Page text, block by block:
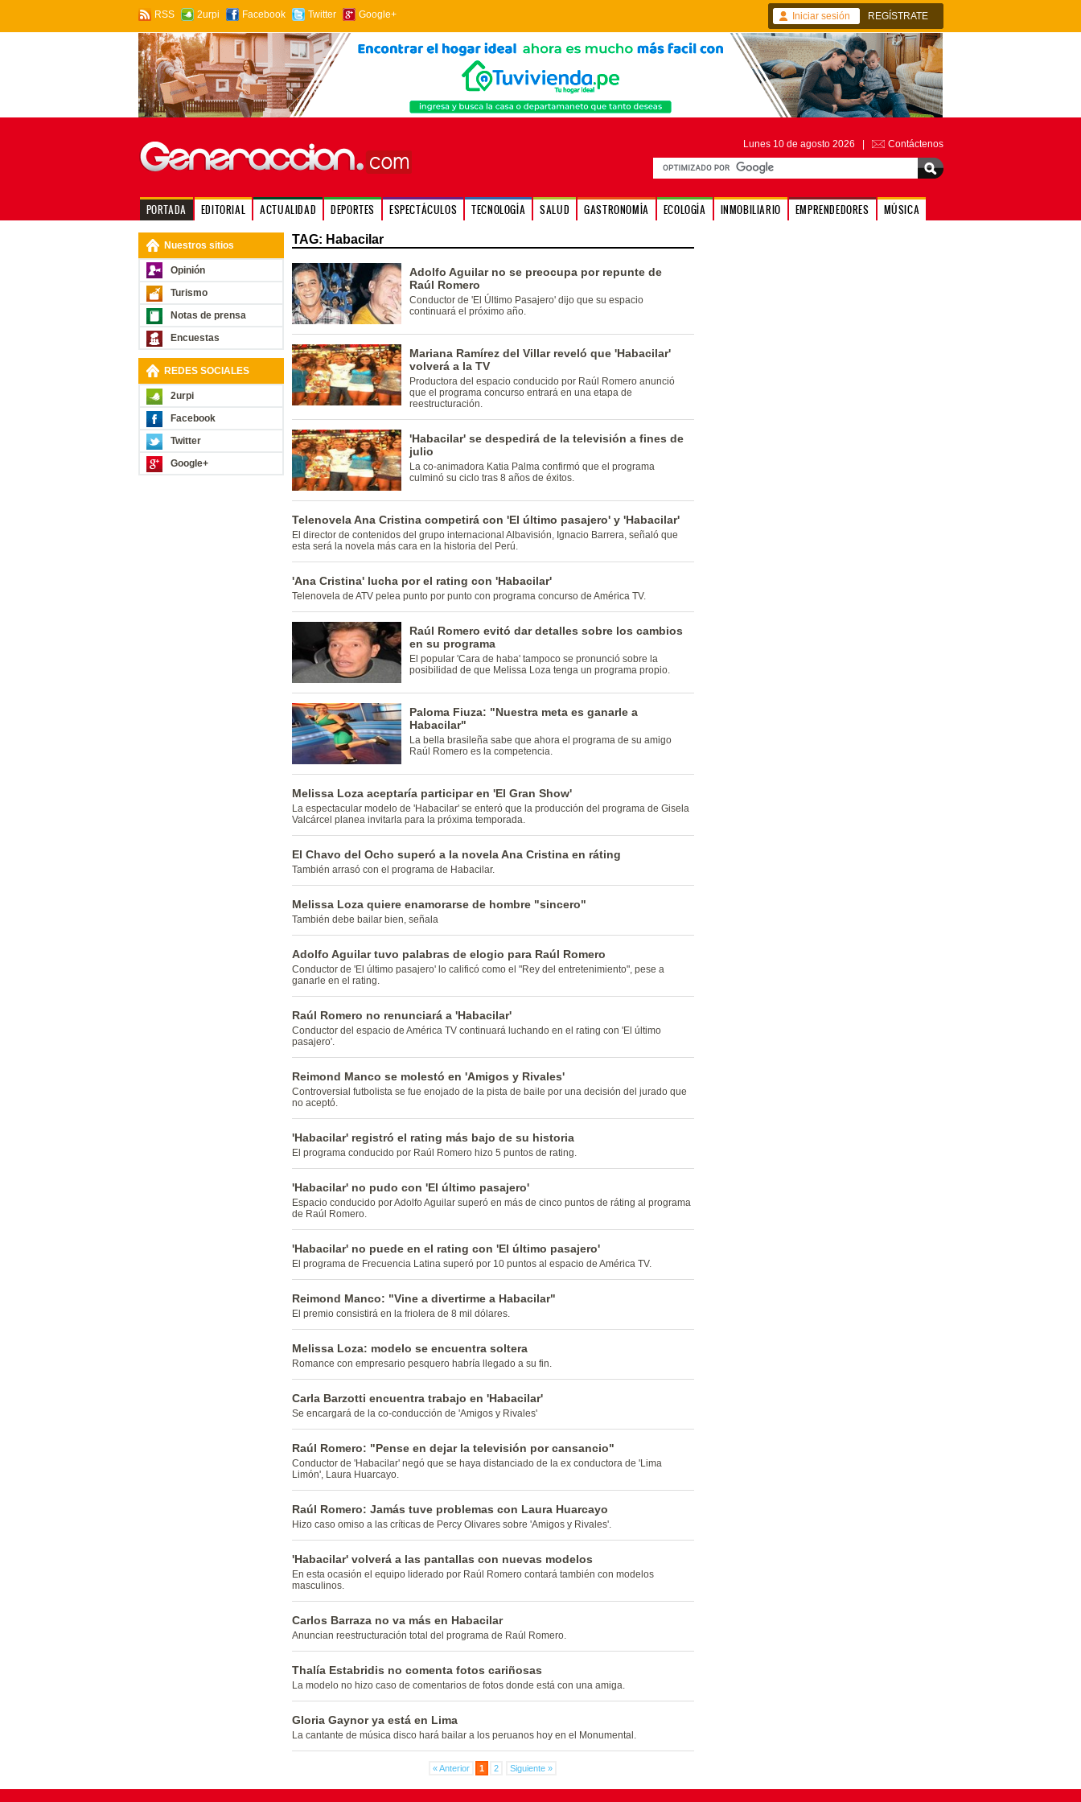
RSS 2urpi Facebook Twitter Google+ Iniciar sesión REGÍSTRATE
Lunes 10 de agosto 2026 | Contáctenos
PORTADA EDITORIAL ACTUALIDAD DEPORTES ESPECTÁCULOS TECNOLOGÍA SALUD GASTRONOMÍA ECOLOGÍA INMOBILIARIO EMPRENDEDORES MÚSICA
Nuestros sitios
Opinión
Turismo
Notas de prensa
Encuestas
REDES SOCIALES
2urpi
Facebook
Twitter
Google+
TAG: Habacilar
Adolfo Aguilar no se preocupa por repunte de
Raúl Romero
Conductor de 'El Último Pasajero' dijo que su espacio
continuará el próximo año.
Mariana Ramírez del Villar reveló que 'Habacilar'
volverá a la TV
Productora del espacio conducido por Raúl Romero anunció
que el programa concurso entrará en una etapa de
reestructuración.
'Habacilar' se despedirá de la televisión a fines de
julio
La co-animadora Katia Palma confirmó que el programa
culminó su ciclo tras 8 años de éxitos.
Telenovela Ana Cristina competirá con 'El último pasajero' y 'Habacilar'
El director de contenidos del grupo internacional Albavisión, Ignacio Barrera, señaló que
esta será la novela más cara en la historia del Perú.
'Ana Cristina' lucha por el rating con 'Habacilar'
Telenovela de ATV pelea punto por punto con programa concurso de América TV.
Raúl Romero evitó dar detalles sobre los cambios
en su programa
El popular 'Cara de haba' tampoco se pronunció sobre la
posibilidad de que Melissa Loza tenga un programa propio.
Paloma Fiuza: "Nuestra meta es ganarle a
Habacilar"
La bella brasileña sabe que ahora el programa de su amigo
Raúl Romero es la competencia.
Melissa Loza aceptaría participar en 'El Gran Show'
La espectacular modelo de 'Habacilar' se enteró que la producción del programa de Gisela
Valcárcel planea invitarla para la próxima temporada.
El Chavo del Ocho superó a la novela Ana Cristina en ráting
También arrasó con el programa de Habacilar.
Melissa Loza quiere enamorarse de hombre "sincero"
También debe bailar bien, señala
Adolfo Aguilar tuvo palabras de elogio para Raúl Romero
Conductor de 'El último pasajero' lo calificó como el "Rey del entretenimiento", pese a
ganarle en el rating.
Raúl Romero no renunciará a 'Habacilar'
Conductor del espacio de América TV continuará luchando en el rating con 'El último
pasajero'.
Reimond Manco se molestó en 'Amigos y Rivales'
Controversial futbolista se fue enojado de la pista de baile por una decisión del jurado que
no aceptó.
'Habacilar' registró el rating más bajo de su historia
El programa conducido por Raúl Romero hizo 5 puntos de rating.
'Habacilar' no pudo con 'El último pasajero'
Espacio conducido por Adolfo Aguilar superó en más de cinco puntos de ráting al programa
de Raúl Romero.
'Habacilar' no puede en el rating con 'El último pasajero'
El programa de Frecuencia Latina superó por 10 puntos al espacio de América TV.
Reimond Manco: "Vine a divertirme a Habacilar"
El premio consistirá en la friolera de 8 mil dólares.
Melissa Loza: modelo se encuentra soltera
Romance con empresario pesquero habría llegado a su fin.
Carla Barzotti encuentra trabajo en 'Habacilar'
Se encargará de la co-conducción de 'Amigos y Rivales'
Raúl Romero: "Pense en dejar la televisión por cansancio"
Conductor de 'Habacilar' negó que se haya distanciado de la ex conductora de 'Lima
Limón', Laura Huarcayo.
Raúl Romero: Jamás tuve problemas con Laura Huarcayo
Hizo caso omiso a las críticas de Percy Olivares sobre 'Amigos y Rivales'.
'Habacilar' volverá a las pantallas con nuevas modelos
En esta ocasión el equipo liderado por Raúl Romero contará también con modelos
masculinos.
Carlos Barraza no va más en Habacilar
Anuncian reestructuración total del programa de Raúl Romero.
Thalía Estabridis no comenta fotos cariñosas
La modelo no hizo caso de comentarios de fotos donde está con una amiga.
Gloria Gaynor ya está en Lima
La cantante de música disco hará bailar a los peruanos hoy en el Monumental.
« Anterior 1 2 Siguiente »